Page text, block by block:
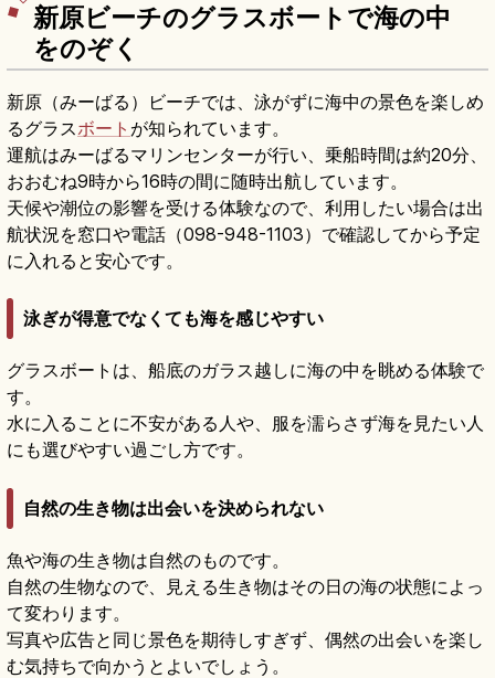
新原ビーチのグラスボートで海の中
をのぞく
新原（みーばる）ビーチでは、泳がずに海中の景色を楽しめ
るグラスボート が知られています。
運航はみーばるマリンセンターが行い、乗船時間は約20分、
おおむね9時から16時の間に随時出航しています。
天候や潮位の影響を受ける体験なので、利用したい場合は出
航状況を窓口や電話（098-948-1103）で確認してから予定
に入れると安心です。
泳ぎが得意でなくても海を感じやすい
グラスボートは、船底のガラス越しに海の中を眺める体験で
す。
水に入ることに不安がある人や、服を濡らさず海を見たい人
にも選びやすい過ごし方です。
自然の生き物は出会いを決められない
魚や海の生き物は自然のものです。
自然の生物なので、見える生き物はその日の海の状態によっ
て変わります。
写真や広告と同じ景色を期待しすぎず、偶然の出会いを楽し
む気持ちで向かうとよいでしょう。